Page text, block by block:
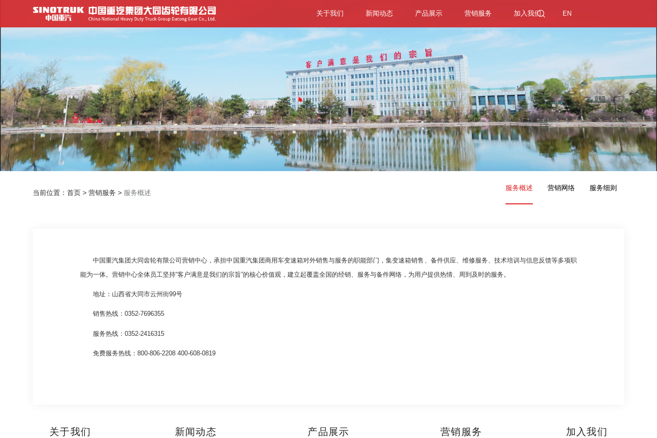
关于我们 新闻动态 产品展示 营销服务 加入我们 EN
当前位置：首页 >营销服务 > 服务概述
服务概述 营销网络 服务细则
中国重汽集团大同齿轮有限公司营销中心，承担中国重汽集团商用车变速箱对外销售与服务的职能部门，集变速箱销售、备件供应、维修服务、技术培训与信息反馈等多项职
能为一体。营销中心全体员工坚持“客户满意是我们的宗旨”的核心价值观，建立起覆盖全国的经销、服务与备件网络，为用户提供热情、周到及时的服务。
地址：山西省大同市云州街99号
销售热线：0352-7696355
服务热线：0352-2416315
免费服务热线：800-806-2208 400-608-0819
关于我们 新闻动态 产品展示 营销服务 加入我们